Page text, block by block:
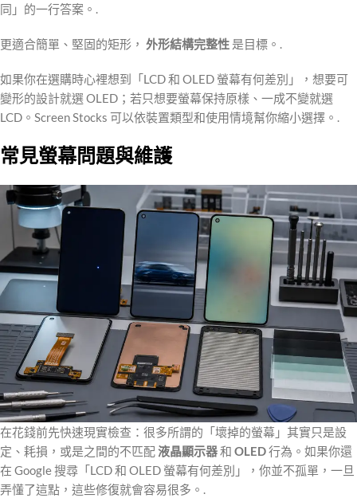
同」的一行答案。.
更適合簡單、堅固的矩形， 外形結構完整性 是目標。.
如果你在選購時心裡想到「LCD 和 OLED 螢幕有何差別」，想要可
變形的設計就選 OLED；若只想要螢幕保持原樣、一成不變就選
LCD。Screen Stocks 可以依裝置類型和使用情境幫你縮小選擇。.
常見螢幕問題與維護
在花錢前先快速現實檢查：很多所謂的「壞掉的螢幕」其實只是設
定、耗損，或是之間的不匹配液晶顯示器和 OLED行為。如果你還
在 Google 搜尋「LCD 和 OLED 螢幕有何差別」，你並不孤單，一旦
弄懂了這點，這些修復就會容易很多。.